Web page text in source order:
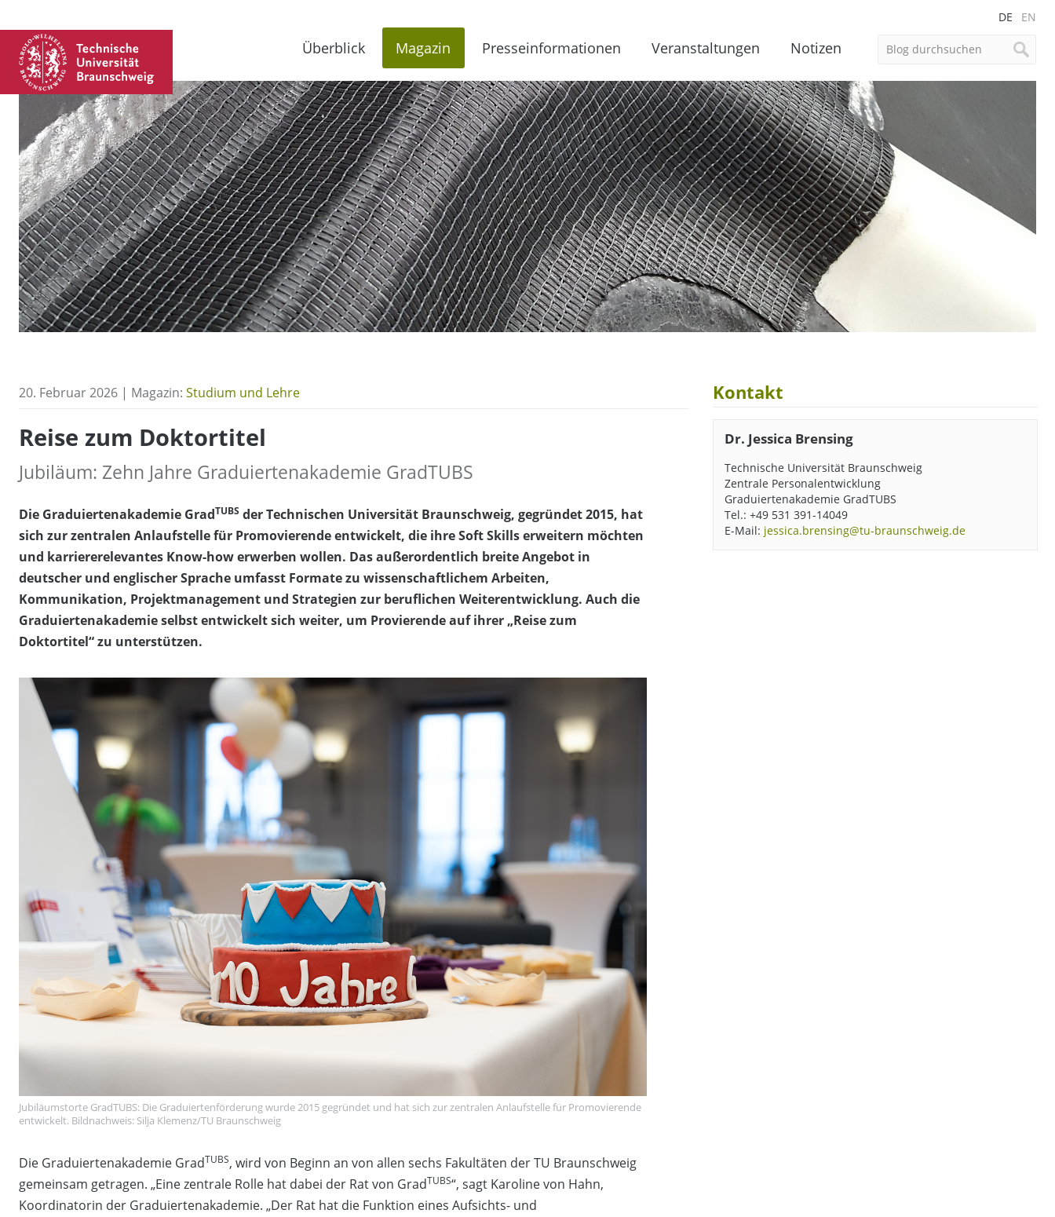
DE EN
Überblick Magazin Presseinformationen Veranstaltungen Notizen
20. Februar 2026 | Magazin: Studium und Lehre
Reise zum Doktortitel
Jubiläum: Zehn Jahre Graduiertenakademie GradTUBS
Die Graduiertenakademie GradTUBS der Technischen Universität Braunschweig, gegründet 2015, hat
sich zur zentralen Anlaufstelle für Promovierende entwickelt, die ihre Soft Skills erweitern möchten
und karriererelevantes Know-how erwerben wollen. Das außerordentlich breite Angebot in
deutscher und englischer Sprache umfasst Formate zu wissenschaftlichem Arbeiten,
Kommunikation, Projektmanagement und Strategien zur beruflichen Weiterentwicklung. Auch die
Graduiertenakademie selbst entwickelt sich weiter, um Provierende auf ihrer „Reise zum
Doktortitel“ zu unterstützen.
Jubiläumstorte GradTUBS: Die Graduiertenförderung wurde 2015 gegründet und hat sich zur zentralen Anlaufstelle für Promovierende
entwickelt. Bildnachweis: Silja Klemenz/TU Braunschweig
Die Graduiertenakademie GradTUBS, wird von Beginn an von allen sechs Fakultäten der TU Braunschweig
gemeinsam getragen. „Eine zentrale Rolle hat dabei der Rat von GradTUBS“, sagt Karoline von Hahn,
Koordinatorin der Graduiertenakademie. „Der Rat hat die Funktion eines Aufsichts- und
Kontakt
Dr. Jessica Brensing
Technische Universität Braunschweig
Zentrale Personalentwicklung
Graduiertenakademie GradTUBS
Tel.: +49 531 391-14049
E-Mail: jessica.brensing@tu-braunschweig.de